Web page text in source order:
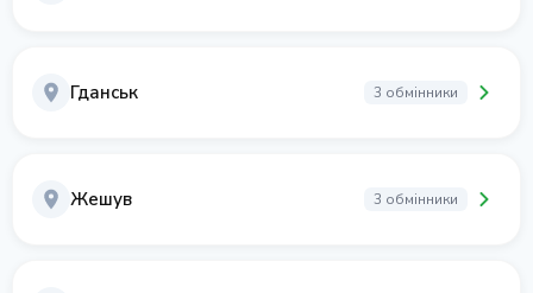
Гданськ 3 обмінники
Жешув 3 обмінники